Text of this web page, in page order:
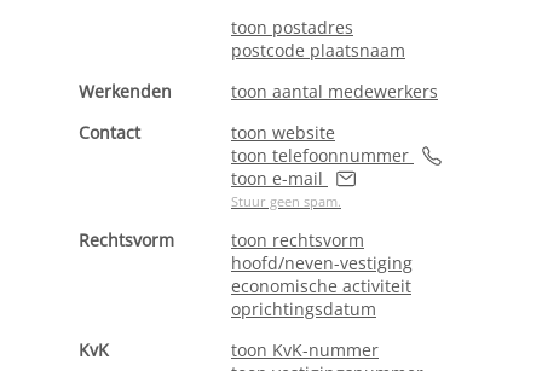
toon postadres
postcode plaatsnaam
Werkenden
toon aantal medewerkers
Contact
toon website
toon telefoonnummer
toon e-mail
Stuur geen spam.
Rechtsvorm
toon rechtsvorm
hoofd/neven-vestiging
economische activiteit
oprichtingsdatum
KvK
toon KvK-nummer